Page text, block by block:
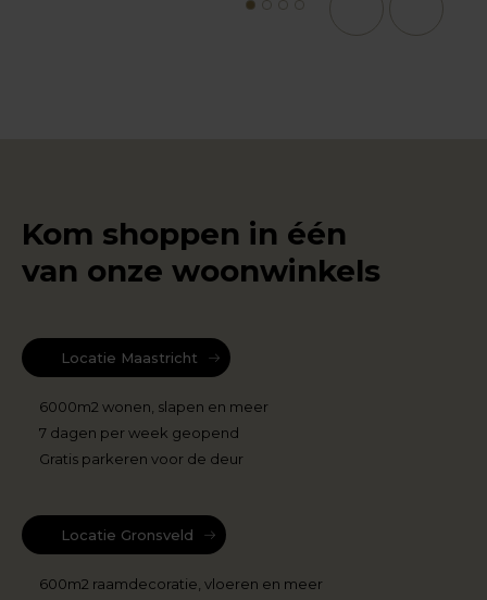
1 2 3 4
Kom shoppen in één
van onze woonwinkels
Locatie Maastricht
6000m2 wonen, slapen en meer
7 dagen per week geopend
Gratis parkeren voor de deur
Locatie Gronsveld
600m2 raamdecoratie, vloeren en meer